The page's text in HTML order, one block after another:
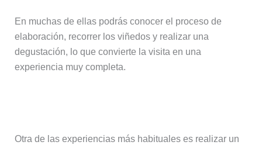
En muchas de ellas podrás conocer el proceso de
elaboración, recorrer los viñedos y realizar una
degustación, lo que convierte la visita en una
experiencia muy completa.
Otra de las experiencias más habituales es realizar un